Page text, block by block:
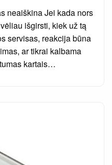
neaiškina Jei kada nors
išgirsti, kiek už tą
servisas, reakcija būna
ar tikrai kalbama
kartais…